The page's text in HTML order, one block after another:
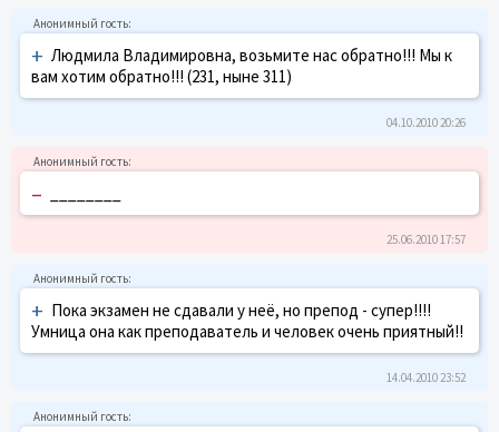
+ Людмила Владимировна, возьмите нас обратно!!! Мы к
вам хотим обратно!!! (231, ныне 311)
04.10.2010 20:26
–
25.06.2010 17:57
+ Пока экзамен не сдавали у неё, но препод - супер!!!!
Умница она как преподаватель и человек очень приятный!!
14.04.2010 23:52